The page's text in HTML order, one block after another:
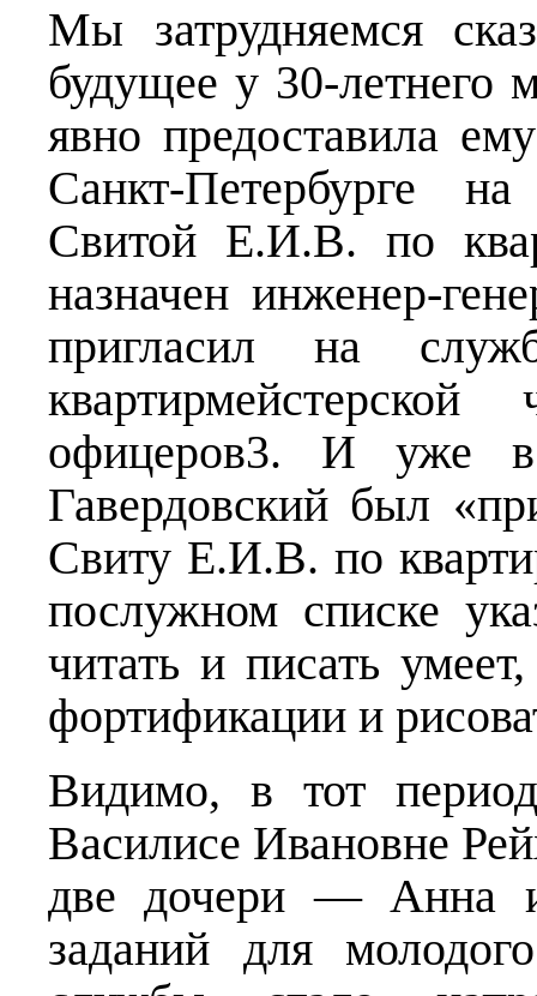
Мы затрудняемся
будущее у 30-летнего
явно предоставила
Санкт-Петербурге
Свитой Е.И.В. по
назначен инженер-
пригласил на
офицеров3. И уже в
Гавердовский был
Свиту Е.И.В. по
послужном списке
читать и писать
фортификации и
Видимо, в тот
Василисе Ивановне
две дочери — Анна
заданий для